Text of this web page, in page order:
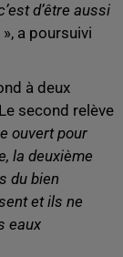
d’être aussi
», a poursuivi
à deux
second relève
ouvert pour
la deuxième
du bien
et ils ne
eaux